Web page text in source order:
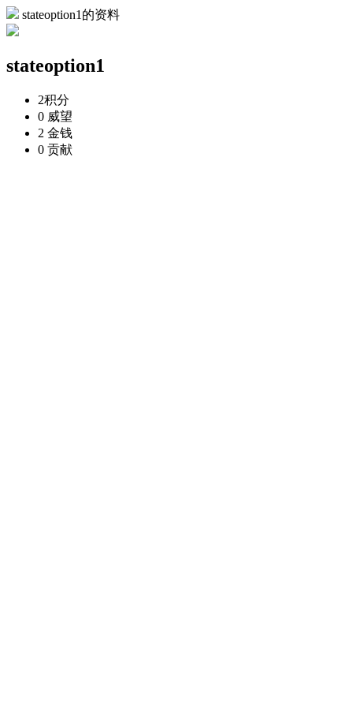
stateoption1的资料
stateoption1
2积分
0 威望
2 金钱
0 贡献